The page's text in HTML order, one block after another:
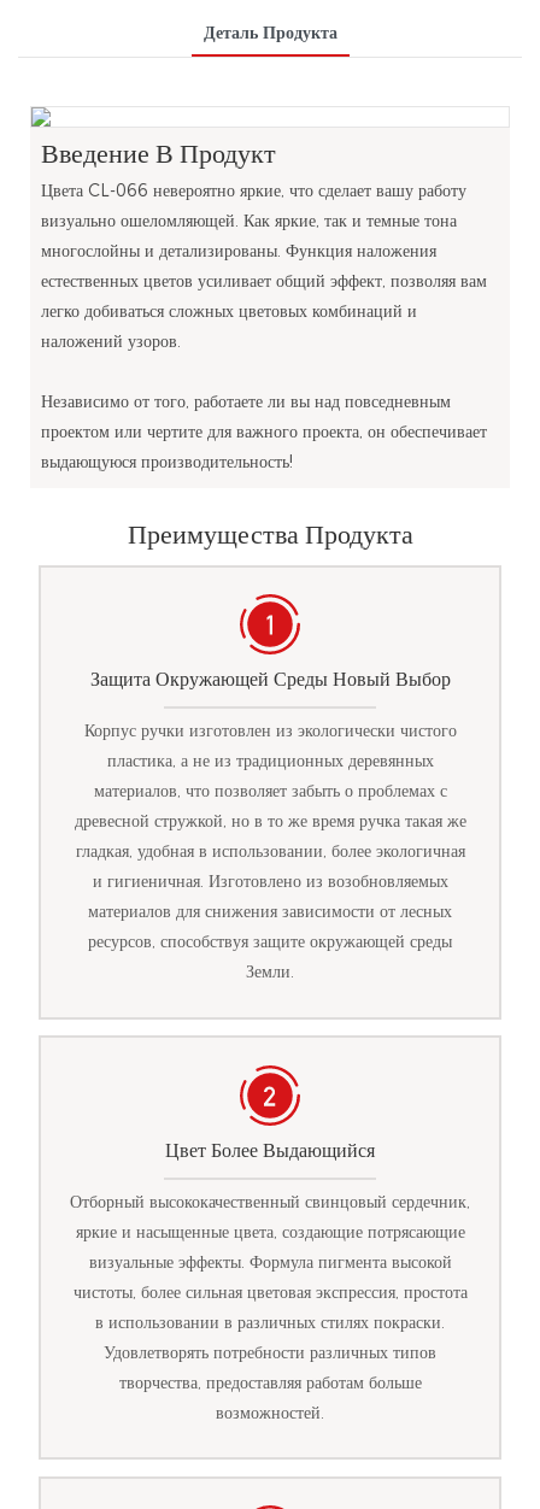
Деталь Продукта
Введение В Продукт
Цвета CL-066 невероятно яркие, что сделает вашу работу
визуально ошеломляющей. Как яркие, так и темные тона
многослойны и детализированы. Функция наложения
естественных цветов усиливает общий эффект, позволяя вам
легко добиваться сложных цветовых комбинаций и
наложений узоров.
Независимо от того, работаете ли вы над повседневным
проектом или чертите для важного проекта, он обеспечивает
выдающуюся производительность!
Преимущества Продукта
Защита Окружающей Среды Новый Выбор
Корпус ручки изготовлен из экологически чистого
пластика, а не из традиционных деревянных
материалов, что позволяет забыть о проблемах с
древесной стружкой, но в то же время ручка такая же
гладкая, удобная в использовании, более экологичная
и гигиеничная. Изготовлено из возобновляемых
материалов для снижения зависимости от лесных
ресурсов, способствуя защите окружающей среды
Земли.
Цвет Более Выдающийся
Отборный высококачественный свинцовый сердечник,
яркие и насыщенные цвета, создающие потрясающие
визуальные эффекты. Формула пигмента высокой
чистоты, более сильная цветовая экспрессия, простота
в использовании в различных стилях покраски.
Удовлетворять потребности различных типов
творчества, предоставляя работам больше
возможностей.